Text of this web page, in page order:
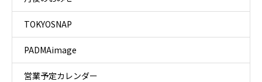
TOKYOSNAP
PADMAimage
営業予定カレンダー